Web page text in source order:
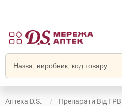
Аптека D.S.
Препарати Від